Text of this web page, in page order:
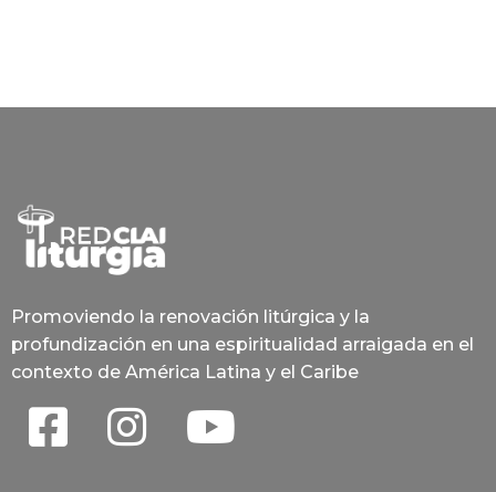
Promoviendo la renovación litúrgica y la
profundización en una espiritualidad arraigada en el
contexto de América Latina y el Caribe